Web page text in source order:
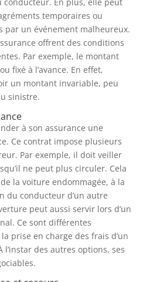
temporaires ou
par un événement malheureux.
offrent des conditions
Par exemple, le montant
fixé à l’avance. En effet,
un montant invariable, peu
sinistre.
à son assurance une
Ce contrat impose plusieurs
Par exemple, il doit veiller
ne peut plus circuler. Cela
la voiture endommagée, à la
du conducteur d’un autre
peut aussi servir lors d’un
Ce sont différentes
prise en charge des frais d’un
l’instar des autres options, ses